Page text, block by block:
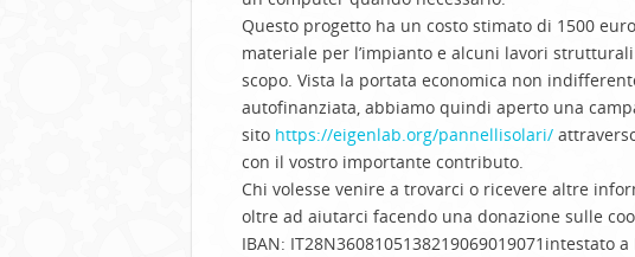
Questo progetto ha un costo stimato di 1500
materiale per l’impianto e alcuni lavori
scopo . Vista la portata economica non
autofinanziata , abbiamo quindi aperto una
sito https://eigenlab.org/pannellisolari/
con il vostro importante contributo
Chi volesse venire a trovarci o ricevere altre
oltre ad aiutarci facendo una donazione sulle
IBAN: IT28N3608105138219069019071 intestato a